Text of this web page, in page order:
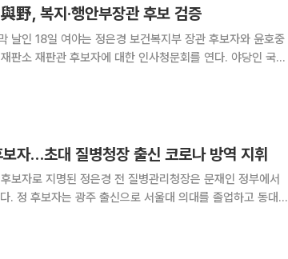
野, 복지·행안부장관 후보 검증
날인 18일 여야는 정은경 보건복지부 장관 후보자와 윤호중
재판관 후보자에 대한 인사청문회를 연다. 야당인 국민
적으로 추궁할 전망이다. 이어
자…초대 질병청장 출신 코로나 방역 지휘
보자로 지명된 정은경 전 질병관리청장은 문재인 정부에서
대학
, 질병관리본부 질병예방센터장